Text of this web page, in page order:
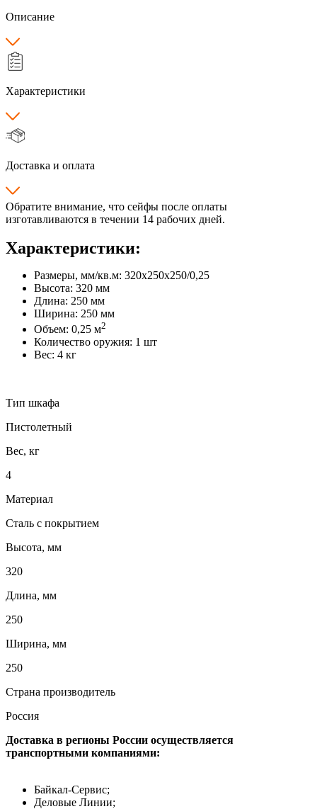
Описание
Характеристики
Доставка и оплата
Обратите внимание, что сейфы после оплаты
изготавливаются в течении 14 рабочих дней.
Характеристики:
Размеры, мм/кв.м: 320х250х250/0,25
Высота: 320 мм
Длина: 250 мм
Ширина: 250 мм
Объем: 0,25 м2
Количество оружия: 1 шт
Вес: 4 кг
Тип шкафа
Пистолетный
Вес, кг
4
Материал
Сталь с покрытием
Высота, мм
320
Длина, мм
250
Ширина, мм
250
Страна производитель
Россия
Доставка в регионы России осуществляется
транспортными компаниями:
Байкал-Сервис;
Деловые Линии;